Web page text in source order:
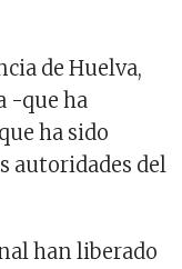
de Huelva,
-que ha
ha sido
autoridades del
han liberado